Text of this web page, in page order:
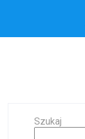
Szukaj